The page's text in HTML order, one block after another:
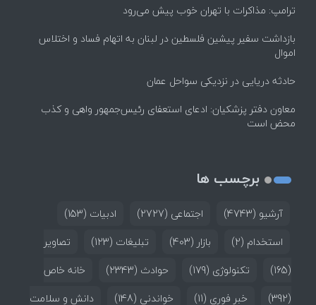
ترامپ: مذاکرات با تهران خوب پیش می‌رود
بازداشت سفیر پیشین فلسطین در لبنان به اتهام فساد و اختلاس
اموال
حادثه دریایی در نزدیکی سواحل عمان
معاون دفتر پزشکیان: ادعای استعفای رئیس‌جمهور واهی و کذب
محض است
برچسب ها
آرشیو (4743) اجتماعی (2727) ادبیات (153)
استخدام (2) بازار (403) تبلیغات (123)
تصاویر
(165)
تکنولوژی (179) حوادث (2343)
خانه خاص
(392)
خبر فوری (11) خواندنی (148) دانش و سلامت